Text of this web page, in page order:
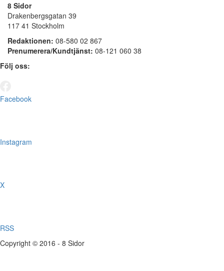
8 Sidor
Drakenbergsgatan 39
117 41 Stockholm
Redaktionen: 08-580 02 867
Prenumerera/Kundtjänst: 08-121 060 38
Följ oss:
Facebook
Instagram
X
RSS
Copyright © 2016 - 8 Sidor